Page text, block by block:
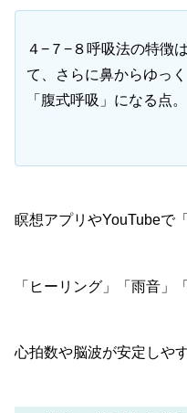
４−７−８呼吸法の特徴
て、さらに鼻からゆっ
「腹式呼吸」になる点。
瞑想アプリやYouTubeで
「ヒーリング」「雨音」
心拍数や脳波が安定しや